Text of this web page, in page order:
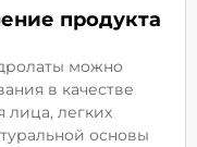
продукта
можно
в качестве
легких
основы